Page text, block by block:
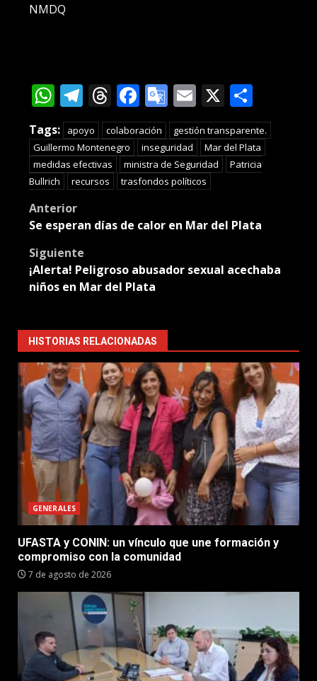
NMDQ
WhatsApp
Telegram
Threads
Facebook
Google
Translate
Email
X
Tags: apoyo colaboración
gestión transparente.
Guillermo Montenegro
inseguridad
Mar del Plata
medidas efectivas
ministra de Seguridad
Patricia
Bullrich
recursos trasfondos políticos
Post
navigation
Anterior
Se esperan días de calor en Mar del Plata
Siguiente
¡Alerta! Peligroso abusador sexual acechaba
niños en Mar del Plata
HISTORIAS RELACIONADAS
GENERALES
UFASTA y CONIN: un vínculo que une formación y
compromiso con la comunidad
7 de agosto de 2026